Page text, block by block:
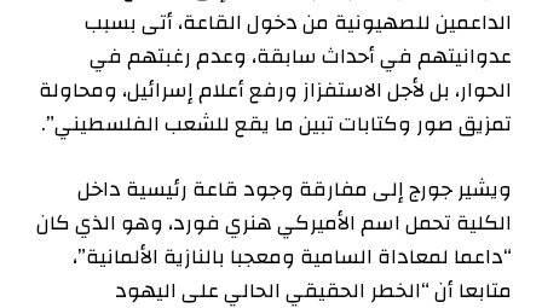
الداعمين للصهيونية من دخول القاعة، أتى بسبب
عدوانيتهم في أحداث سابقة، وعدم رغبتهم في
الحوار، بل لأجل الاستفزاز ورفع أعلام إسرائيل، ومحاولة
تمزيق صور وكتابات تبين ما يقع للشعب الفلسطيني”.
ويشير جورج إلى مفارقة وجود قاعة رئيسية داخل
الكلية تحمل اسم الأميركي هنري فورد، وهو الذي كان
“داعما لمعاداة السامية ومعجبا بالنازية الألمانية”،
متابعا أن “الخطر الحقيقي الحالي على اليهود